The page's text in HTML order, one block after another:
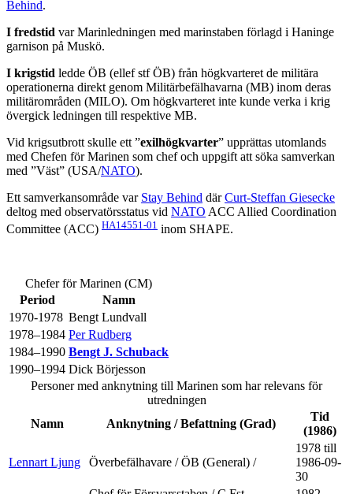
Behind.
I fredstid var Marinledningen med marinstaben förlagd i Haninge
garnison på Muskö.
I krigstid ledde ÖB (ellef stf ÖB) från högkvarteret de militära
operationerna direkt genom Militärbefälhavarna (MB) inom deras
militärområden (MILO). Om högkvarteret inte kunde verka i krig
övergick ledningen till respektive MB.
Vid krigsutbrott skulle ett ”exilhögkvarter” upprättas utomlands
med Chefen för Marinen som chef och uppgift att söka samverkan
med ”Väst” (USA/NATO).
Ett samverkansområde var Stay Behind därCurt-Steffan Giesecke
deltog med observatörsstatus vid NATO ACC Allied Coordination
Committee (ACC) HA14551-01 inom SHAPE.
Chefer för Marinen (CM)
Period
Namn
1970-1978 Bengt Lundvall
1978–1984 Per Rudberg
1984–1990 Bengt J. Schuback
1990–1994 Dick Börjesson
Personer med anknytning till Marinen som har relevans för
utredningen
Namn
Anknytning / Befattning (Grad)
Tid
(1986)
Lennart Ljung Överbefälhavare / ÖB (General) /
1978 till
1986-09-
30